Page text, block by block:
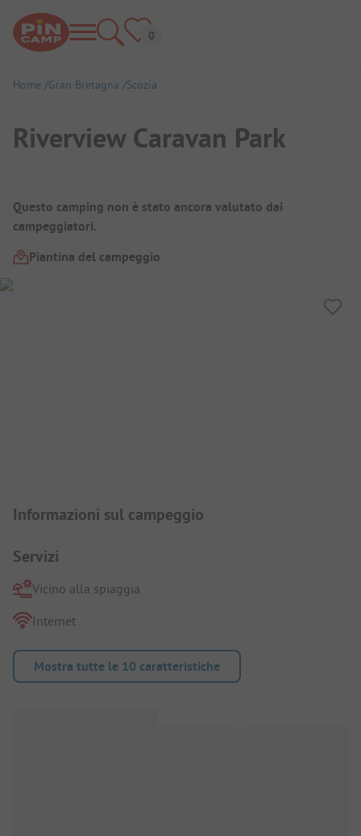
Home Gran Bretagna Scozia
Riverview Caravan Park
Panoramica del campeggio
Questo camping non è stato ancora valutato dai
campeggiatori.
Piantina del campeggio
Informazioni sul campeggio
Servizi
Vicino alla spiaggia
Internet
Mostra tutte le 10 caratteristiche